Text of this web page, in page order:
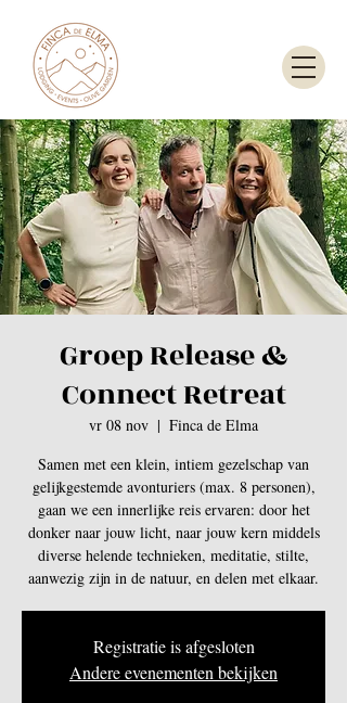
Groep Release &
Connect Retreat
vr 08 nov
  |
Finca de Elma
Samen met een klein, intiem gezelschap van
gelijkgestemde avonturiers (max. 8 personen),
gaan we een innerlijke reis ervaren: door het
donker naar jouw licht, naar jouw kern middels
diverse helende technieken, meditatie, stilte,
aanwezig zijn in de natuur, en delen met elkaar.
Registratie is afgesloten
Andere evenementen bekijken